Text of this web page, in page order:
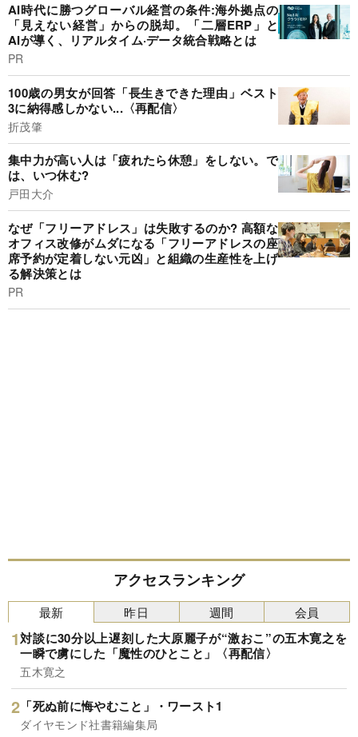
AI時代に勝つグローバル経営の条件:海外拠点の
「見えない経営」からの脱却。「二層ERP」と
AIが導く、リアルタイム·データ統合戦略とは
PR
100歳の男女が回答「長生きできた理由」ベスト
3に納得感しかない...〈再配信〉
折茂肇
集中力が高い人は「疲れたら休憩」をしない。で
は、いつ休む?
戸田大介
なぜ「フリーアドレス」は失敗するのか? 高額な
オフィス改修がムダになる「フリーアドレスの座
席予約が定着しない元凶」と組織の生産性を上げ
る解決策とは
PR
アクセスランキング
最新
対談に30分以上遅刻した大原麗子が“激おこ”の五木寛之を
一瞬で虜にした「魔性のひとこと」〈再配信〉
五木寛之
「死ぬ前に悔やむこと」・ワースト1
ダイヤモンド社書籍編集局
昨日 週間 会員